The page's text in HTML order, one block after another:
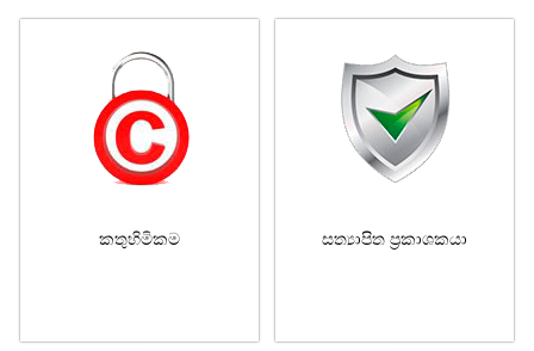
කතුහිමිකම සත්‍යාපිත ප්‍රකාශකයා